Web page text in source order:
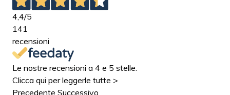
4,4/5
141
recensioni
Le nostre recensioni a 4 e 5 stelle.
Clicca qui per leggerle tutte >
Precedente Successivo